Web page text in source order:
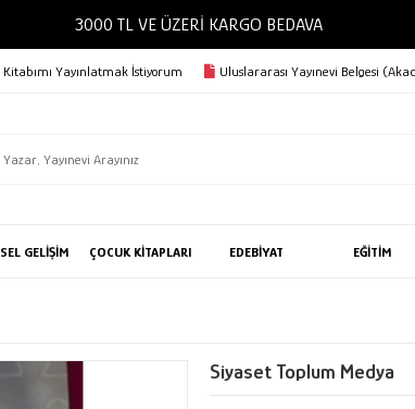
3000 TL VE ÜZERİ KARGO BEDAVA
Kitabımı Yayınlatmak İstiyorum Uluslararası Yayınevi Belgesi
GELİŞİM ÇOCUK KİTAPLARI EDEBİYAT EĞİTİM
Siyaset Toplum Medya